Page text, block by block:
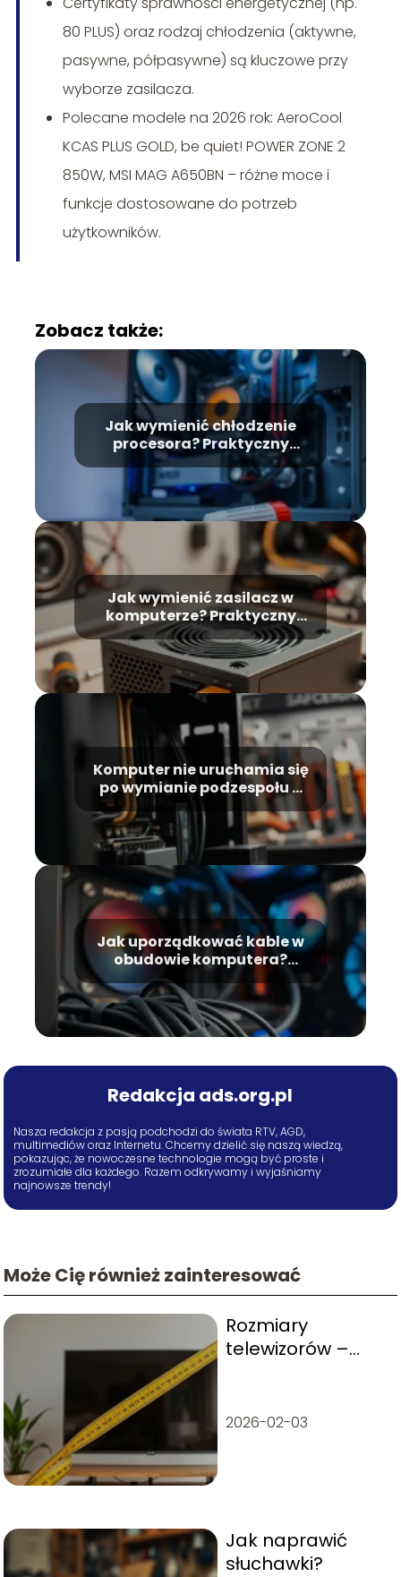
80 PLUS) oraz rodzaj chłodzenia (aktywne,
pasywne, półpasywne) są kluczowe przy
wyborze zasilacza.
Polecane modele na 2026 rok: AeroCool
KCAS PLUS GOLD, be quiet! POWER ZONE 2
850W, MSI MAG A650BN – różne moce i
funkcje dostosowane do potrzeb
użytkowników.
Zobacz także:
Jak wymienić chłodzenie
procesora? Praktyczny
przewodnik krok po kroku
Jak wymienić zasilacz w
komputerze? Praktyczny
przewodnik krok po kroku
Komputer nie uruchamia się
po wymianie podzespołu –
co robić?
Jak uporządkować kable w
obudowie komputera?
Praktyczne porady
Redakcja ads.org.pl
Nasza redakcja z pasją podchodzi do świata RTV, AGD,
multimediów oraz Internetu. Chcemy dzielić się naszą wiedzą,
pokazując, że nowoczesne technologie mogą być proste i
zrozumiałe dla każdego. Razem odkrywamy i wyjaśniamy
najnowsze trendy!
Może Cię również zainteresować
Rozmiary
telewizorów –
2026-02-03
Jak naprawić
słuchawki?